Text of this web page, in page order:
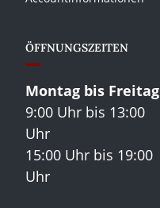
ÖFFNUNGSZEITEN
Montag bis Freitag
9:00 Uhr bis 13:00
Uhr
15:00 Uhr bis 19:00
Uhr